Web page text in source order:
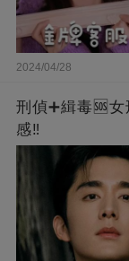
2024/04/28
刑偵➕緝毒🆘
感‼️